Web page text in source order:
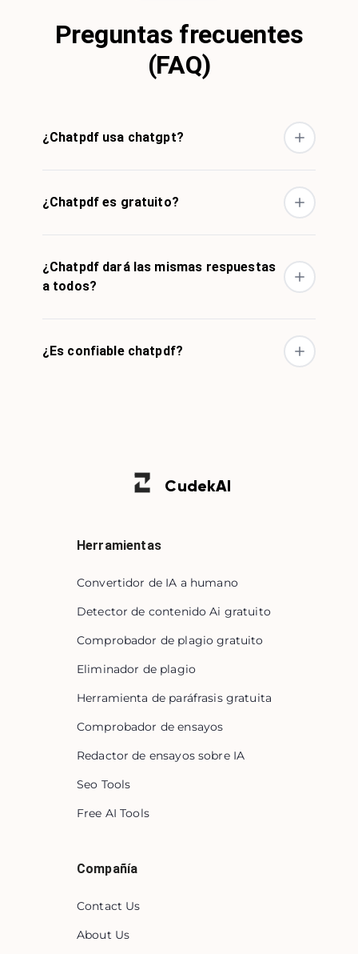
Preguntas frecuentes
(FAQ)
¿Chatpdf usa chatgpt?
¿Chatpdf es gratuito?
¿Chatpdf dará las mismas respuestas
a todos?
¿Es confiable chatpdf?
CudekAI
Herramientas
Convertidor de IA a humano
Detector de contenido Ai gratuito
Comprobador de plagio gratuito
Eliminador de plagio
Herramienta de paráfrasis gratuita
Comprobador de ensayos
Redactor de ensayos sobre IA
Seo Tools
Free AI Tools
Compañía
Contact Us
About Us